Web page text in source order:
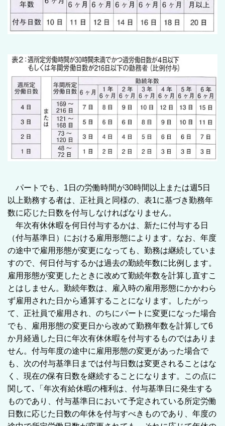
パートでも、1日の労働時間が30時間以上または週5日
以上勤務する者は、正社員と同様の、表1に基づき勤務年
数に応じた日数を付与しなければなりません。
年次有休休暇を何日付与するかは、新たに付与する日
（付与基準日）における雇用形態によります。なお、年度
の途中で雇用形態が変更になっても、勤務は継続していま
すので、何日付与するかは過去の勤続年数に比例します。
雇用形態が変更したときに改めて勤続年数を計算し直すこ
とはしません。勤続年数は、雇入時の雇用形態にかかわら
ず雇用された日から通算することになります。したがっ
て、正社員で雇用され、のちにパートに変更になった場合
でも、雇用形態の変更日から改めて勤務年数を計算して6
か月経過した日に年次有休休暇を付与するものではありま
せん。付与年度の途中に雇用形態の変更があった場合で
も、次の付与基準日までは付与日数は変更されることはな
く、現在の保有日数を継続することになります。この点に
関して､「年次有給休暇の権利は、付与基準日に発生する
ものであり、付与基準日において予定されている所定労働
日数に応じた日数の年休を付与すべきものであり、年度の